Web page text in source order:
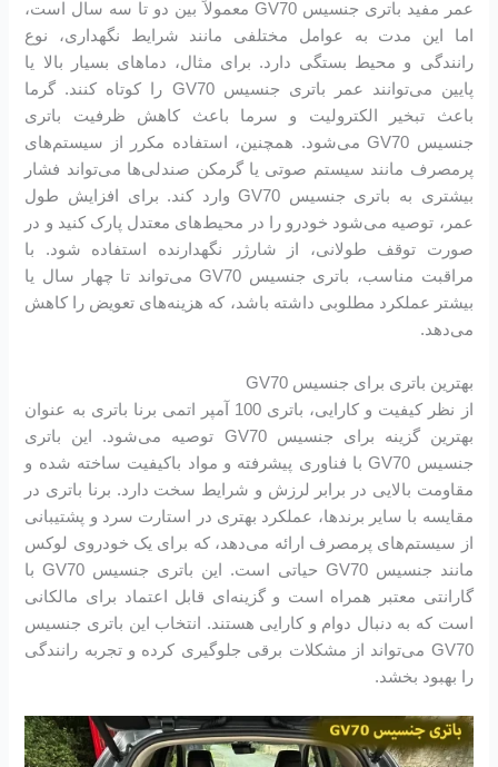
عمر مفید باتری جنسیس GV70 معمولاً بین دو تا سه سال است،
اما این مدت به عوامل مختلفی مانند شرایط نگهداری، نوع
رانندگی و محیط بستگی دارد. برای مثال، دماهای بسیار بالا یا
پایین می‌توانند عمر باتری جنسیس GV70 را کوتاه کنند. گرما
باعث تبخیر الکترولیت و سرما باعث کاهش ظرفیت باتری
جنسیس GV70 می‌شود. همچنین، استفاده مکرر از سیستم‌های
پرمصرف مانند سیستم صوتی یا گرمکن صندلی‌ها می‌تواند فشار
بیشتری به باتری جنسیس GV70 وارد کند. برای افزایش طول
عمر، توصیه می‌شود خودرو را در محیط‌های معتدل پارک کنید و در
صورت توقف طولانی، از شارژر نگهدارنده استفاده شود. با
مراقبت مناسب، باتری جنسیس GV70 می‌تواند تا چهار سال یا
بیشتر عملکرد مطلوبی داشته باشد، که هزینه‌های تعویض را کاهش
می‌دهد.
بهترین باتری برای جنسیس GV70
از نظر کیفیت و کارایی، باتری 100 آمپر اتمی برنا باتری به عنوان
بهترین گزینه برای جنسیس GV70 توصیه می‌شود. این باتری
جنسیس GV70 با فناوری پیشرفته و مواد باکیفیت ساخته شده و
مقاومت بالایی در برابر لرزش و شرایط سخت دارد. برنا باتری در
مقایسه با سایر برندها، عملکرد بهتری در استارت سرد و پشتیبانی
از سیستم‌های پرمصرف ارائه می‌دهد، که برای یک خودروی لوکس
مانند جنسیس GV70 حیاتی است. این باتری جنسیس GV70 با
گارانتی معتبر همراه است و گزینه‌ای قابل اعتماد برای مالکانی
است که به دنبال دوام و کارایی هستند. انتخاب این باتری جنسیس
GV70 می‌تواند از مشکلات برقی جلوگیری کرده و تجربه رانندگی
را بهبود بخشد.